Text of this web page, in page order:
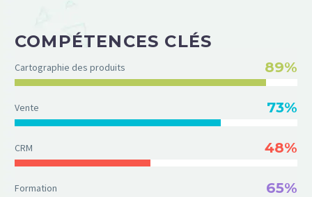
COMPÉTENCES CLÉS
Cartographie des produits 89%
Vente 73%
CRM 48%
Formation 65%